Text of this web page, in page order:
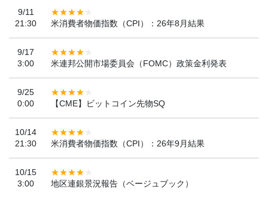
9/11
21:30
米消費者物価指数（CPI）：26年8月結果
9/17
3:00
米連邦公開市場委員会（FOMC）政策金利発表
9/25
0:00
【CME】ビットコイン先物SQ
10/14
21:30
米消費者物価指数（CPI）：26年9月結果
10/15
3:00
地区連銀景況報告（ベージュブック）